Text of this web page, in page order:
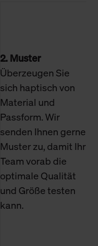
2. Muster
Überzeugen Sie
sich haptisch von
Material und
Passform. Wir
senden Ihnen gerne
Muster zu, damit Ihr
Team vorab die
optimale Qualität
und Größe testen
kann.